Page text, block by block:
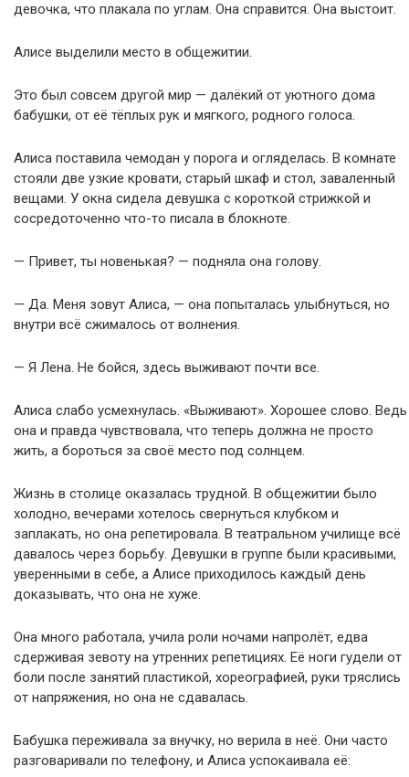
девочка, что плакала по углам. Она справится. Она выстоит.
Алисе выделили место в общежитии.
Это был совсем другой мир — далёкий от уютного дома
бабушки, от её тёплых рук и мягкого, родного голоса.
Алиса поставила чемодан у порога и огляделась. В комнате
стояли две узкие кровати, старый шкаф и стол, заваленный
вещами. У окна сидела девушка с короткой стрижкой и
сосредоточенно что-то писала в блокноте.
— Привет, ты новенькая? — подняла она голову.
— Да. Меня зовут Алиса, — она попыталась улыбнуться, но
внутри всё сжималось от волнения.
— Я Лена. Не бойся, здесь выживают почти все.
Алиса слабо усмехнулась. «Выживают». Хорошее слово. Ведь
она и правда чувствовала, что теперь должна не просто
жить, а бороться за своё место под солнцем.
Жизнь в столице оказалась трудной. В общежитии было
холодно, вечерами хотелось свернуться клубком и
заплакать, но она репетировала. В театральном училище всё
давалось через борьбу. Девушки в группе были красивыми,
уверенными в себе, а Алисе приходилось каждый день
доказывать, что она не хуже.
Она много работала, учила роли ночами напролёт, едва
сдерживая зевоту на утренних репетициях. Её ноги гудели от
боли после занятий пластикой, хореографией, руки тряслись
от напряжения, но она не сдавалась.
Бабушка переживала за внучку, но верила в неё. Они часто
разговаривали по телефону, и Алиса успокаивала её: